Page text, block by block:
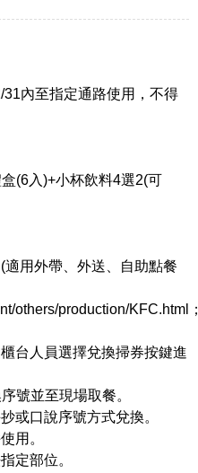
31內至指定通路使用，不得
(6入)+小杯飲料4選2(可
用外帶、外送、自助點餐
others/production/KFC.html
台人員選擇兌換掃券按鍵進
號並至現場取餐。
或口說序號方式兌換。
用。
定部位。